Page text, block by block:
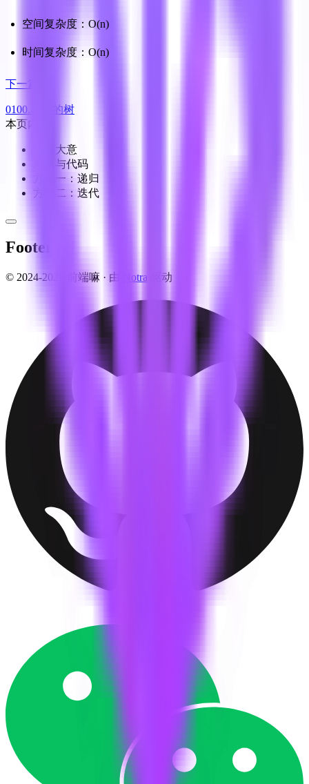
空间复杂度：O(n)
时间复杂度：O(n)
下一篇
0100.相同的树
本页内容
题目大意
思路与代码
方法一：递归
方法二：迭代
Footer
© 2024-2025 前端嘛 · 由 Notra 驱动